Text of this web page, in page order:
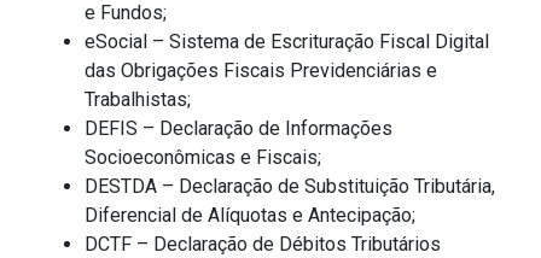
e Fundos;
eSocial – Sistema de Escrituração Fiscal Digital
das Obrigações Fiscais Previdenciárias e
Trabalhistas;
DEFIS – Declaração de Informações
Socioeconômicas e Fiscais;
DESTDA – Declaração de Substituição Tributária,
Diferencial de Alíquotas e Antecipação;
DCTF – Declaração de Débitos Tributários